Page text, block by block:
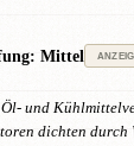
Mittel
und
dichten durch